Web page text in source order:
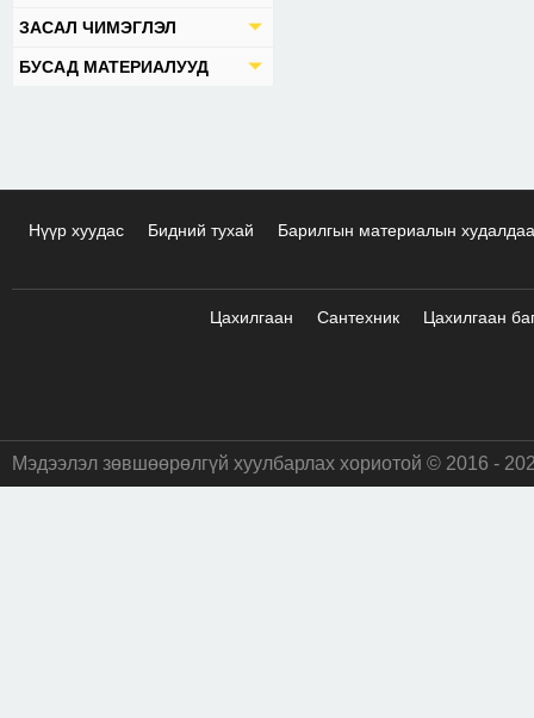
ЗАСАЛ ЧИМЭГЛЭЛ
БУСАД МАТЕРИАЛУУД
Нүүр хуудас Бидний тухай Барилгын материалын
Цахилгаан Сантехник Цахилгаан
Мэдээлэл зөвшөөрөлгүй хуулбарлах хориотой © 2016 -